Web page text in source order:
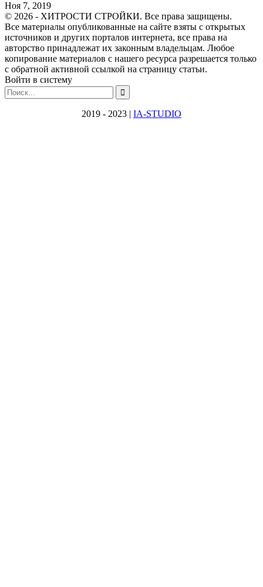
Ноя 7, 2019
© 2026 - ХИТРОСТИ СТРОЙКИ. Все права защищены.
Все материалы опубликованные на сайте взяты с открытых
источников и других порталов интернета, все права на
авторство принадлежат их законным владельцам. Любое
копирование материалов с нашего ресурса разрешается только
с обратной активной ссылкой на страницу статьи.
Войти в систему
2019 - 2023 | IA-STUDIO